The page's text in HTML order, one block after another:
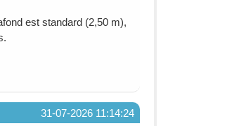
est standard (2,50 m),
31-07-2026 11:14:24